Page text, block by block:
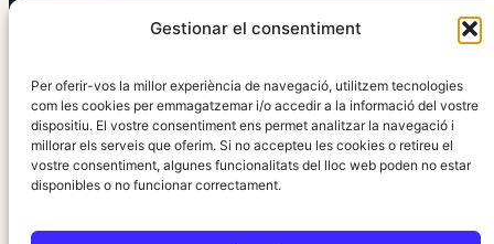
Gestionar el consentiment
Per oferir-vos la millor experiència de navegació, utilitzem tecnologies
com les cookies per emmagatzemar i/o accedir a la informació del vostre
dispositiu. El vostre consentiment ens permet analitzar la navegació i
millorar els serveis que oferim. Si no accepteu les cookies o retireu el
vostre consentiment, algunes funcionalitats del lloc web poden no estar
disponibles o no funcionar correctament.
Política
Societat
Tendències
elRidaura.com